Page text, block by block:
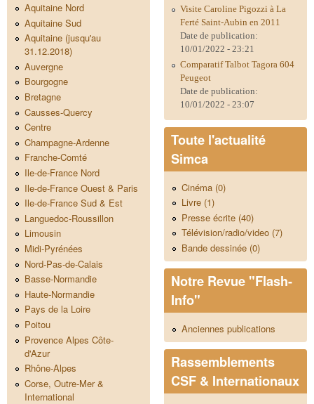
Aquitaine Nord
Aquitaine Sud
Aquitaine (jusqu'au
31.12.2018)
Auvergne
Bourgogne
Bretagne
Causses-Quercy
Centre
Champagne-Ardenne
Franche-Comté
Ile-de-France Nord
Ile-de-France Ouest & Paris
Ile-de-France Sud & Est
Languedoc-Roussillon
Limousin
Midi-Pyrénées
Nord-Pas-de-Calais
Basse-Normandie
Haute-Normandie
Pays de la Loire
Poitou
Provence Alpes Côte-
d'Azur
Rhône-Alpes
Corse, Outre-Mer &
International
Visite Caroline Pigozzi à La
Ferté Saint-Aubin en 2011
Date de publication:
10/01/2022 - 23:21
Comparatif Talbot Tagora 604
Peugeot
Date de publication:
10/01/2022 - 23:07
Toute l'actualité
Simca
Cinéma (0)
Livre (1)
Presse écrite (40)
Télévision/radio/video (7)
Bande dessinée (0)
Notre Revue "Flash-
Info"
Anciennes publications
Rassemblements
CSF & Internationaux